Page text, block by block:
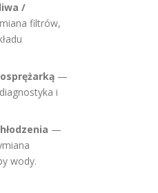
/
filtrów,
—
i
—
wody.